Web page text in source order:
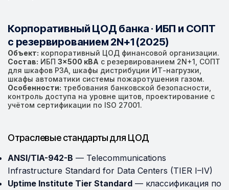
Корпоративный ЦОД банка · ИБП и СОПТ
с резервированием 2N+1 (2025)
Объект: корпоративный ЦОД финансовой организации.
Состав: ИБП 3×500 кВА с резервированием 2N+1, СОПТ
для шкафов РЗА, шкафы дистрибуции ИТ-нагрузки,
шкафы автоматики системы пожаротушения газом.
Особенности: требования банковской безопасности,
контроль доступа на уровне щитов, проектирование с
учётом сертификации по ISO 27001.
Отраслевые стандарты для ЦОД
ANSI/TIA-942-B — Telecommunications
Infrastructure Standard for Data Centers (TIER I–IV)
Uptime Institute Tier Standard — классификация по